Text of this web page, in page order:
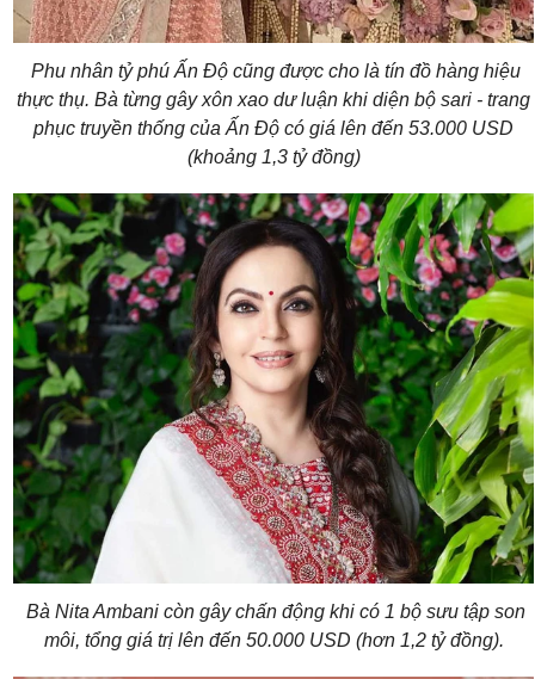
Phu nhân tỷ phú Ấn Độ cũng được cho là tín đồ hàng hiệu
thực thụ. Bà từng gây xôn xao dư luận khi diện bộ sari - trang
phục truyền thống của Ấn Độ có giá lên đến 53.000 USD
(khoảng 1,3 tỷ đồng)
Bà Nita Ambani còn gây chấn động khi có 1 bộ sưu tập son
môi, tổng giá trị lên đến 50.000 USD (hơn 1,2 tỷ đồng).